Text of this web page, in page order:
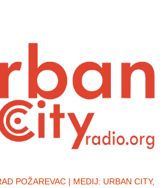
POŽAREVAC | MEDIJ: URBAN CITY,